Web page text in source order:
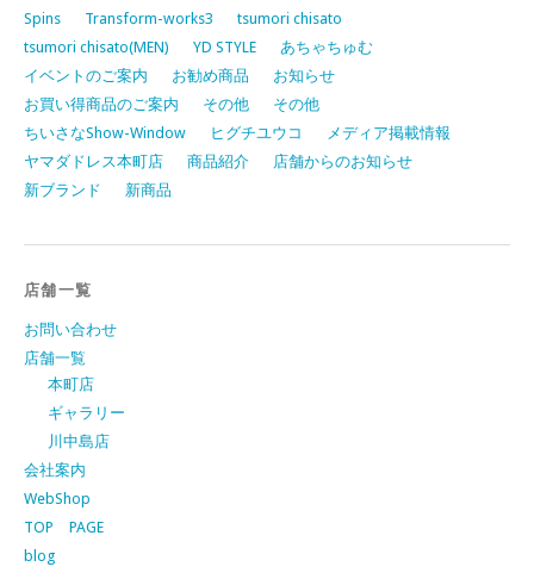
Spins
Transform-works3
tsumori chisato
tsumori chisato(MEN)
YD STYLE
あちゃちゅむ
イベントのご案内
お勧め商品
お知らせ
お買い得商品のご案内
その他
その他
ちいさなShow-Window
ヒグチユウコ
メディア掲載情報
ヤマダドレス本町店
商品紹介
店舗からのお知らせ
新ブランド
新商品
店舗一覧
お問い合わせ
店舗一覧
本町店
ギャラリー
川中島店
会社案内
WebShop
TOP PAGE
blog